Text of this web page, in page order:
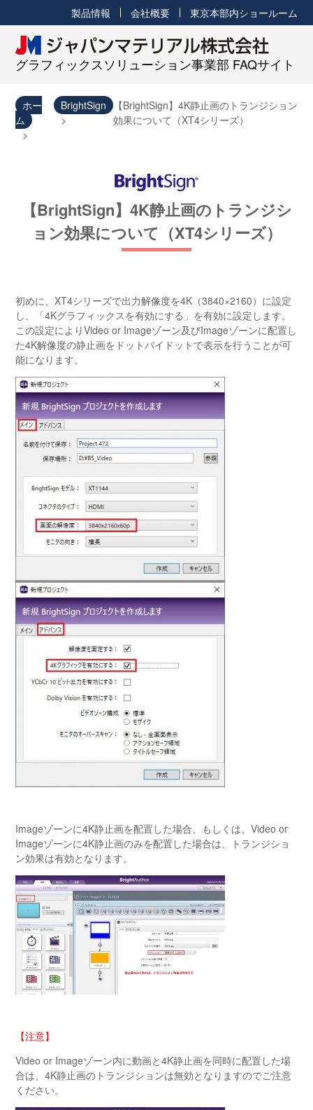
グラフィックスソリューション事業部 FAQサイト
製品情報 会社概要 東京本部内ショールーム
ホー
ム
BrightSign 【BrightSign】4K静止画のトランジション
効果について（XT4シリーズ）
【BrightSign】4K静止画のトランジシ
ョン効果について（XT4シリーズ）
初めに、XT4シリーズで出力解像度を4K（3840×2160）に設定
し、「4Kグラフィックスを有効にする」を有効に設定します。
この設定によりVideo or Imageゾーン及びImageゾーンに配置し
た4K解像度の静止画をドットバイドットで表示を行うことが可
能になります。
Imageゾーンに4K静止画を配置した場合、もしくは、Video or
Imageゾーンに4K静止画のみを配置した場合は、トランジショ
ン効果は有効となります。
【注意】
Video or Imageゾーン内に動画と4K静止画を同時に配置した場
合は、4K静止画のトランジションは無効となりますのでご注意
ください。